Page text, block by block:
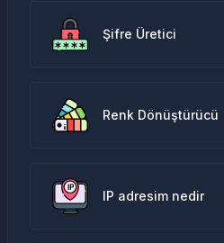
Şifre Üretici
Renk Dönüştürücü
IP adresim nedir